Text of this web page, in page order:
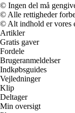
© Ingen del må
© Alle rettigheder
© Alt indhold er vores
Artikler
Gratis gaver
Fordele
Brugeranmeldelser
Indkøbsguides
Vejledninger
Klip
Deltager
Min oversigt